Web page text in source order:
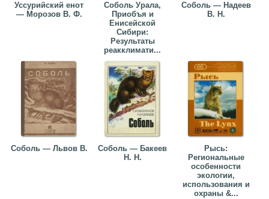
Уссурийский енот
— Морозов В. Ф.
Соболь Урала,
Приобъя и
Енисейской
Сибири:
Результаты
реакклимати...
Соболь — Надеев
В. Н.
Соболь — Львов В.
Соболь — Бакеев
Н. Н.
Рысь:
Региональные
особенности
экологии,
использования и
охраны &...